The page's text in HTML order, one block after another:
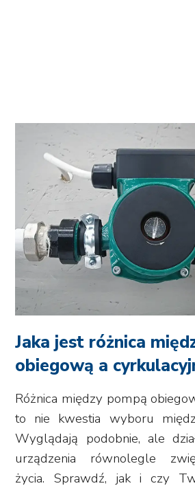
Jaka jest różnica
obiegową a
Różnica między pompą
to nie kwestia wyboru
Wyglądają podobnie, ale
urządzenia równolegle
życia. Sprawdź, jak i czy